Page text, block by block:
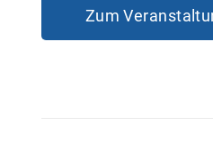
Zum